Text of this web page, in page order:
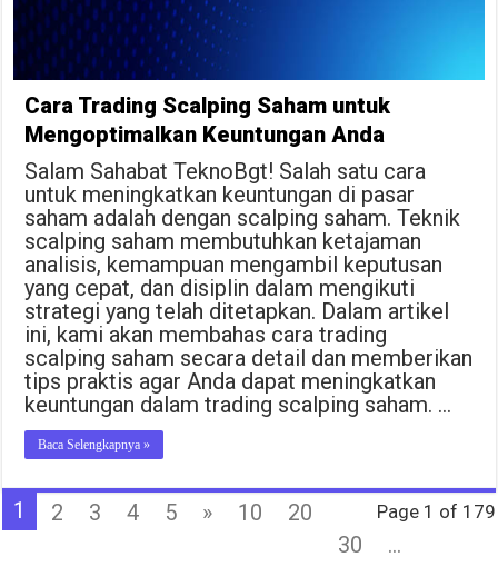
Cara Trading Scalping Saham untuk
Mengoptimalkan Keuntungan Anda
Salam Sahabat TeknoBgt! Salah satu cara
untuk meningkatkan keuntungan di pasar
saham adalah dengan scalping saham. Teknik
scalping saham membutuhkan ketajaman
analisis, kemampuan mengambil keputusan
yang cepat, dan disiplin dalam mengikuti
strategi yang telah ditetapkan. Dalam artikel
ini, kami akan membahas cara trading
scalping saham secara detail dan memberikan
tips praktis agar Anda dapat meningkatkan
keuntungan dalam trading scalping saham. …
Baca Selengkapnya »
Page 1 of 179
1 2 3 4 5 » 10
20
30
...